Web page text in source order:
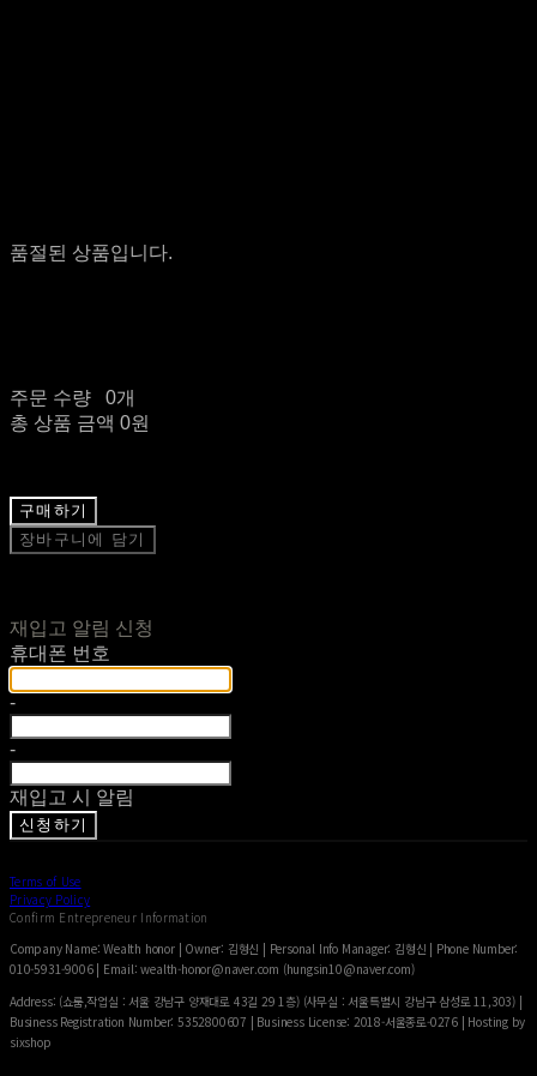
품절된 상품입니다.
주문 수량
0개
총 상품 금액 0원
구매하기
장바구니에 담기
재입고 알림 신청
휴대폰 번호
-
-
재입고 시 알림
신청하기
Terms of Use
Privacy Policy
Confirm Entrepreneur Information
Company Name: Wealth honor | Owner: 김형신 | Personal Info Manager: 김형신 | Phone Number:
010-5931-9006 | Email: wealth-honor@naver.com (hungsin10@naver.com)
Address: (쇼룸,작업실 : 서울 강남구 양재대로 43길 29 1층) (사무실 : 서울특별시 강남구 삼성로 11,303) |
Business Registration Number:5352800607 | Business License: 2018-서울종로-0276 | Hosting by
sixshop